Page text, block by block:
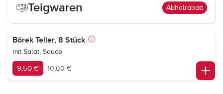
Teigwaren Abholrabatt
Börek Teller, 8 Stück
mit Salat, Sauce
9,50 € 10,00 €